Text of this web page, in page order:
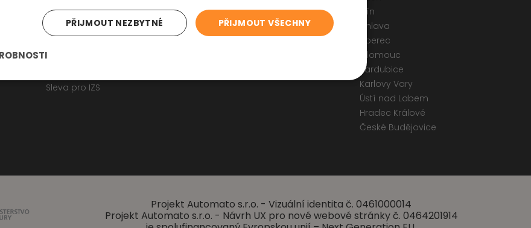
Zajímavosti
Kupní smlouva na auto
Sleva pro IZS
Osobní údaje a Cookies
Reklamační formulář
Zlín
Jihlava
Liberec
Olomouc
Pardubice
Karlovy Vary
Ústí nad Labem
Hradec Králové
České Budějovice
Projekt Automato s.r.o. - Vizuální identita č. 0461000014
Projekt Automato s.r.o. - Návrh UX pro nové webové stránky č. 0464201914
PŘIJMOUT VŠECHNY
PŘIJMOUT NEZBYTNÉ